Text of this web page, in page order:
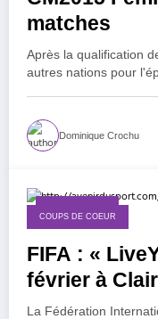
matches
Après la qualification
autres nations pour
Dominique Crochu
COUPS DE COEUR
FIFA : «
février à
La Fédération